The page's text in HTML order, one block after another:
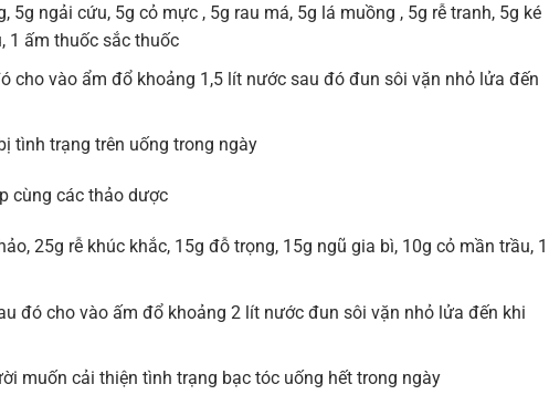
5g ngải cứu, 5g cỏ mực , 5g rau má, 5g lá muồng , 5g rễ tranh, 5g ké
1 ấm thuốc sắc thuốc
cho vào ẩm đổ khoảng 1,5 lít nước sau đó đun sôi vặn nhỏ lửa đến
tình trạng trên uống trong ngày
cùng các thảo dược
25g rễ khúc khắc, 15g đỗ trọng, 15g ngũ gia bì, 10g cỏ mần trầu, 1
đó cho vào ấm đổ khoảng 2 lít nước đun sôi vặn nhỏ lửa đến khi
muốn cải thiện tình trạng bạc tóc uống hết trong ngày